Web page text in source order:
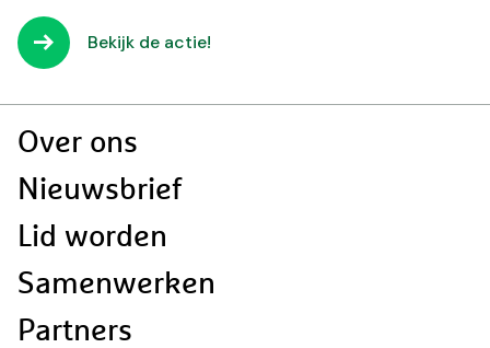
Bekijk de actie!
Doormat
Over ons
Nieuwsbrief
Lid worden
Samenwerken
Partners